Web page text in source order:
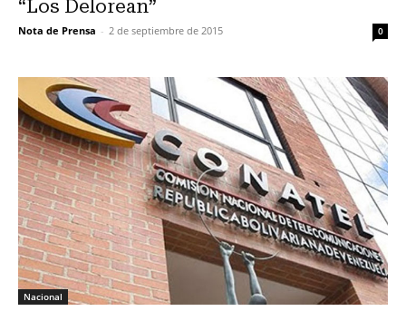
“Los Delorean”
Nota de Prensa - 2 de septiembre de 2015 0
Nacional